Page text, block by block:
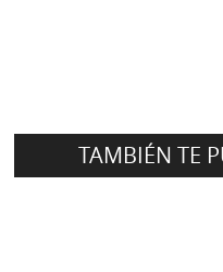
TAMBIÉN TE